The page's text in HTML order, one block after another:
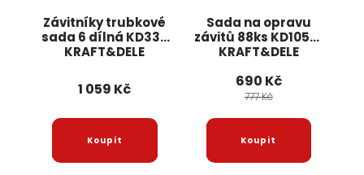
Závitníky trubkové
sada 6 dílná KD332
KRAFT&DELE
1 059 Kč
Sada na opravu
závitů 88ks KD10591
KRAFT&DELE
690 Kč
777 Kč